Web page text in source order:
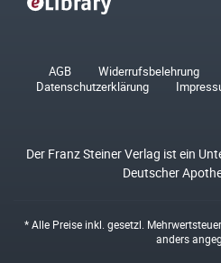
AGB Widerrufsbelehrung
Datenschutzerklärung
Der Franz Steiner Verlag ist ein
Deutscher
* Alle Preise inkl. gesetzl.
anders